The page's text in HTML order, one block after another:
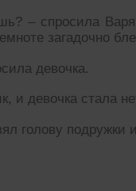
– спросила
загадочно
девочка.
девочка стала
подружки